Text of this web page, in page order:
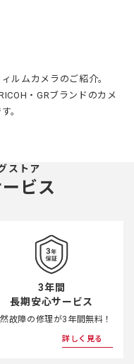
ルムカメラのご紹介。
・GRブランドのカメ
。
ストア
ビス
3年間
長期安心サービス
故障の修理が3年間無料！
詳しく見る